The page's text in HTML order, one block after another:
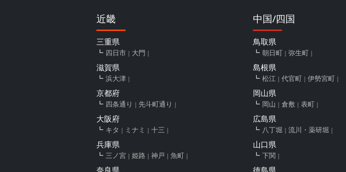
近畿
三重県
四日市 大門
滋賀県
浜大津
京都府
四条通り 先斗町通り
大阪府
キタ ミナミ 十三
兵庫県
三ノ宮 姫路 神戸 魚町
中国/四国
鳥取県
朝日町 弥生町
島根県
松江 代官町 伊勢宮町
岡山県
岡山 倉敷 表町
広島県
八丁堀 流川・薬研堀
山口県
下関